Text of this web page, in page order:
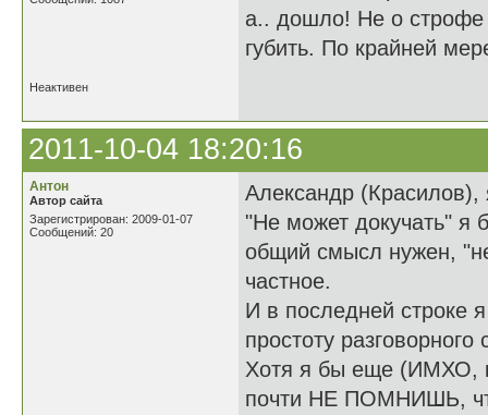
а.. дошло! Не о
губить. По крайней
Неактивен
2011-10-04 18:20:16
Антон
Автор сайта
Зарегистрирован: 2009-01-07
Сообщений: 20
Александр
"Не может докучать" я
общий смысл нужен,
частное.
И в последней строке
простоту разговорного
Хотя я бы еще (ИМХО,
почти НЕ ПОМНИШЬ,